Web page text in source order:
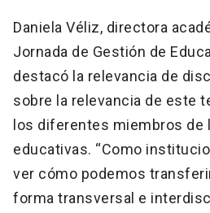
Daniela Véliz, directora
Jornada de Gestión de
destacó la relevancia de
sobre la relevancia de este
los diferentes miembros de
educativas. “Como
ver cómo podemos
forma transversal e